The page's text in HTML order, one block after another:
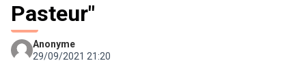
Pasteur"
Anonyme
29/09/2021 21:20